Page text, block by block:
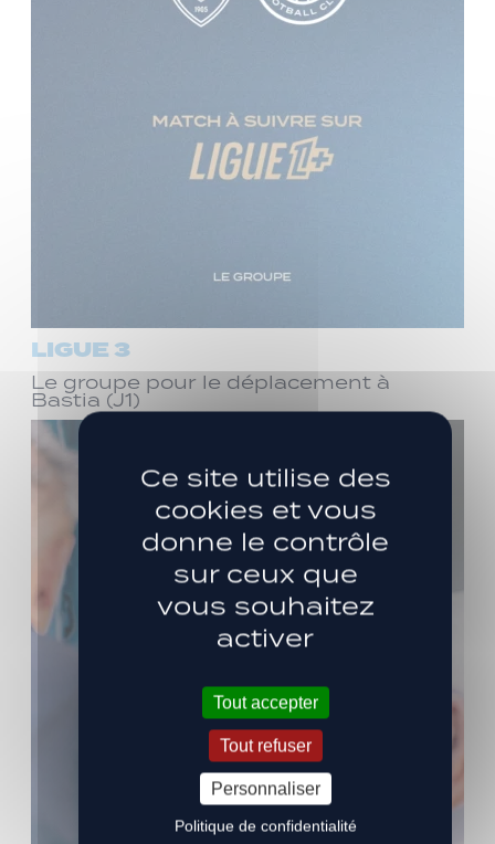
LIGUE 3
Le groupe pour le déplacement à
Bastia (J1)
Ce site utilise des
cookies et vous
donne le contrôle
sur ceux que
vous souhaitez
activer
Tout accepter
Tout refuser
Personnaliser
Politique de confidentialité